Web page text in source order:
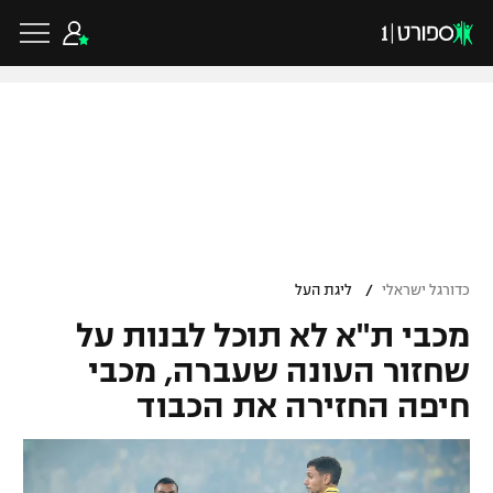
גביע הטוטו
ליגיונרים
גביע המדינה
ליגת האלופות
ליגה אירופית
ליגה אנגלית
כדורסל ישראלי
ליגת ווינר סל
ליגה לאומית
כדורסל עולמי
NBA
כדורגל ישראלי / ליגת העל
מכבי ת"א לא תוכל לבנות על
שחזור העונה שעברה, מכבי
חיפה החזירה את הכבוד